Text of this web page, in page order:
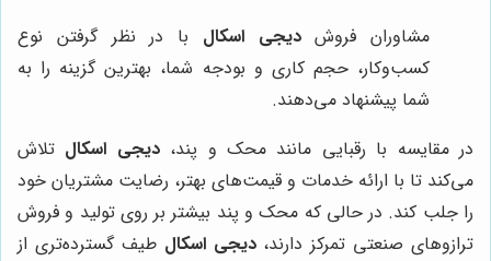
مشاوران فروشدیجی اسکال با در نظر گرفتن نوع
کسب‌وکار، حجم کاری و بودجه شما، بهترین گزینه را به
شما پیشنهاد می‌دهند.
در مقایسه با رقبایی مانند محک و پند،دیجی اسکال تلاش
می‌کند تا با ارائه خدمات و قیمت‌های بهتر، رضایت مشتریان خود
را جلب کند. در حالی که محک و پند بیشتر بر روی تولید و فروش
ترازوهای صنعتی تمرکز دارند،دیجی اسکال طیف گسترده‌تری از